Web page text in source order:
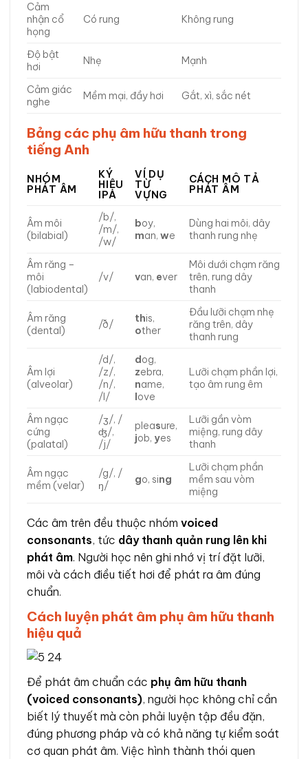
Cảm
nhận cổ
họng
Có rung Không rung
Độ bật
hơi
Nhẹ Mạnh
Cảm giác
nghe
Mềm mại, đầy hơi Gắt, xì, sắc nét
Bảng các phụ âm hữu thanh trong
tiếng Anh
NHÓM
PHÁT ÂM
KÝ
HIỆU
IPA
VÍ DỤ
TỪ
VỰNG
CÁCH MÔ TẢ
PHÁT ÂM
Âm môi
(bilabial)
/b/,
/m/,
/w/
boy,
man,we
Dùng hai môi, dây
thanh rung nhẹ
Âm răng –
môi
(labiodental)
/v/ van, ever
Môi dưới chạm răng
trên, rung dây
thanh
Âm răng
(dental)
/ð/ this,
other
Đầu lưỡi chạm nhẹ
răng trên, dây
thanh rung
Âm lợi
(alveolar)
/d/,
/z/,
/n/,
/l/
dog,
zebra,
name,
love
Lưỡi chạm phần lợi,
tạo âm rung êm
Âm ngạc
cứng
(palatal)
/ʒ/, /
ʤ/,
/j/
pleasure,
job, yes
Lưỡi gần vòm
miệng, rung dây
thanh
Âm ngạc
mềm (velar)
/g/, /
ŋ/
go, sing
Lưỡi chạm phần
mềm sau vòm
miệng
Các âm trên đều thuộc nhóm voiced
consonants, tức dây thanh quản rung lên khi
phát âm. Người học nên ghi nhớ vị trí đặt lưỡi,
môi và cách điều tiết hơi để phát ra âm đúng
chuẩn.
Cách luyện phát âm phụ âm hữu thanh
hiệu quả
Để phát âm chuẩn các phụ âm hữu thanh
(voiced consonants), người học không chỉ cần
biết lý thuyết mà còn phải luyện tập đều đặn,
đúng phương pháp và có khả năng tự kiểm soát
cơ quan phát âm. Việc hình thành thói quen